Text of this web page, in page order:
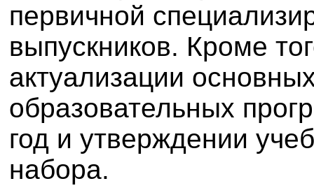
первичной
выпускников. Кроме
актуализации
образовательных
год и утверждении
набора.